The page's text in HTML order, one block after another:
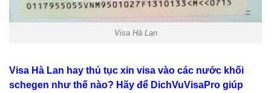
Visa Hà Lan
Visa Hà Lan hay thủ tục xin visa vào các nước khối
schegen như thế nào? Hãy để DichVuVisaPro giúp